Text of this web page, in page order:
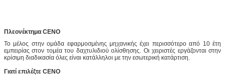
Πλεονέκτημα CENO
Το μέλος στην ομάδα εφαρμοσμένης μηχανικής έχει περισσότερο από 10 έτη
εμπειρίας στον τομέα του δαχτυλιδιού ολίσθησης. Οι χειριστές εργάζονται στην
κρίσιμη διαδικασία όλες είναι κατάλληλοι με την εσωτερική κατάρτιση.
Γιατί επιλέξτε CENO